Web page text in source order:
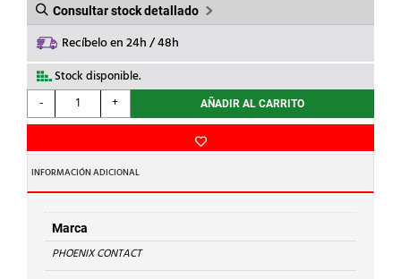
Consultar stock detallado
Recíbelo en 24h / 48h
Stock disponible.
-
PHOENIX
CONTACT
BORNA
CONEXION
UT
16-
PE
AM.VD
cantidad
+ AÑADIR AL CARRITO
INFORMACIÓN ADICIONAL
Marca
PHOENIX CONTACT